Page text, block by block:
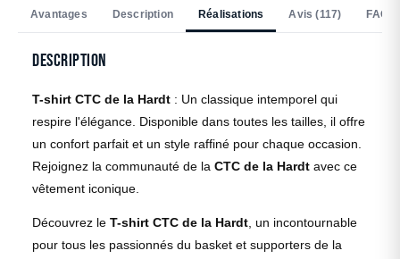
Avantages Description Réalisations Avis (117) FAQ
Description
T-shirt CTC de la Hardt : Un classique intemporel qui
respire l'élégance. Disponible dans toutes les tailles, il offre
un confort parfait et un style raffiné pour chaque occasion.
Rejoignez la communauté de la CTC de la Hardt avec ce
vêtement iconique.
Découvrez le T-shirt CTC de la Hardt, un incontournable
pour tous les passionnés du basket et supporters de la